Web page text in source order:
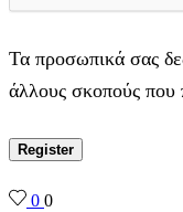
Τα προσωπικά σας
άλλους σκοπούς που
Register
0 0